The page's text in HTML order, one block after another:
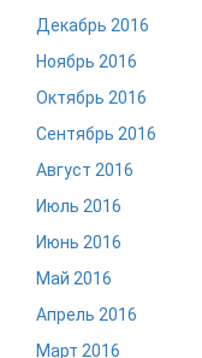
Декабрь 2016
Ноябрь 2016
Октябрь 2016
Сентябрь 2016
Август 2016
Июль 2016
Июнь 2016
Май 2016
Апрель 2016
Март 2016